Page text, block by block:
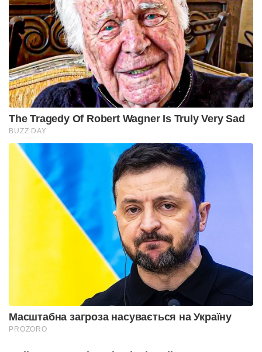
The Tragedy Of Robert Wagner Is Truly Very Sad
BUZZ DAY
Масштабна загроза насувається на Україну
PROZORO